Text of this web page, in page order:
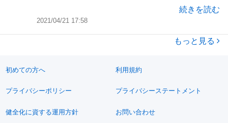
又、ご縁が有りましたら宜しくお願い致します
続きを読む
2021/04/21 17:58
もっと見る
初めての方へ 利用規約
プライバシーポリシー プライバシーステートメント
健全化に資する運用方針 お問い合わせ